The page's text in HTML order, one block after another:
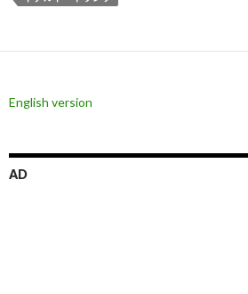
English version
AD